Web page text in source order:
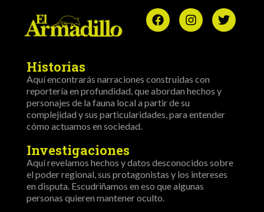
Historias
Aquí encontrarás narraciones construidas con
reportería en profundidad, que abordan hechos y
personajes de la fauna local a partir de su
complejidad y sus particularidades, para entender
cómo actuamos en sociedad.
Investigaciones
Aquí revelamos hechos y datos desconocidos sobre
el poder regional, sus protagonistas y los intereses
en disputa. Escudriñamos en eso que algunas
personas quieren mantener oculto.